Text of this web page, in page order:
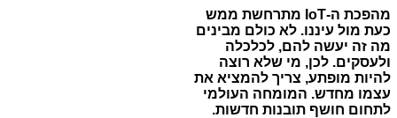
מהפכת ה-IoT מתרחשת ממש
כעת מול עיננו. לא כולם מבינים
מה זה יעשה להם, לכלכלה
ולעסקים. לכן, מי שלא רוצה
להיות מופתע, צריך להמציא את
עצמו מחדש. המומחה העולמי
לתחום חושף תובנות חדשות.